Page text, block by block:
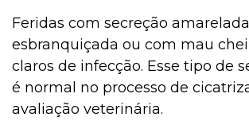
Feridas com secreção
esbranquiçada ou com mau
claros de infecção. Esse tipo de
é normal no processo de
avaliação veterinária.